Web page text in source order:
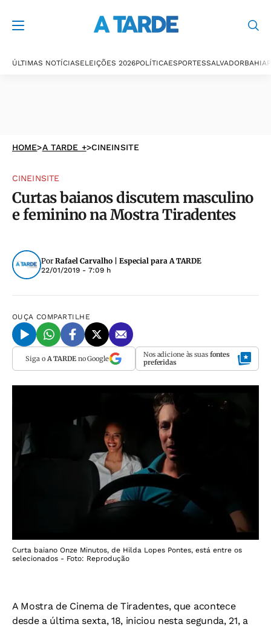
ÚLTIMAS NOTÍCIASELEIÇÕES 2026POLÍTICAESPORTESSALVADORBAHIA
HOME>A TARDE +>CINEINSITE
CINEINSITE
Curtas baianos discutem masculino
e feminino na Mostra Tiradentes
Por Rafael Carvalho | Especial para A TARDE
22/01/2019 - 7:09 h
OUÇA COMPARTILHE
Siga o A TARDEno Google Nos adicione às suas fontes
preferidas
Curta baiano Onze Minutos, de Hilda Lopes Pontes, está entre os
selecionados - Foto: Reprodução
A Mostra de Cinema de Tiradentes, que acontece
desde a última sexta, 18, iniciou nesta segunda, 21, a